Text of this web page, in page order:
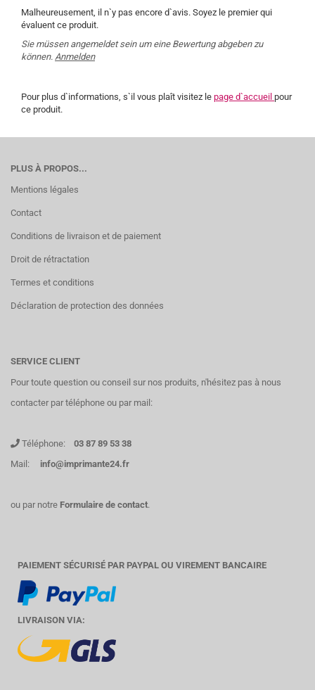
Malheureusement, il n`y pas encore d`avis. Soyez le premier qui
évaluent ce produit.
Sie müssen angemeldet sein um eine Bewertung abgeben zu
können. Anmelden
Pour plus d`informations, s`il vous plaît visitez le page d`accueil pour
ce produit.
PLUS À PROPOS...
Mentions légales
Contact
Conditions de livraison et de paiement
Droit de rétractation
Termes et conditions
Déclaration de protection des données
SERVICE CLIENT
Pour toute question ou conseil sur nos produits, n'hésitez pas à nous
contacter par téléphone ou par mail:
Téléphone: 03 87 89 53 38
Mail:
info@imprimante24.fr
ou par notre Formulaire de contact.
PAIEMENT SÉCURISÉ PAR PAYPAL OU VIREMENT BANCAIRE
LIVRAISON VIA: